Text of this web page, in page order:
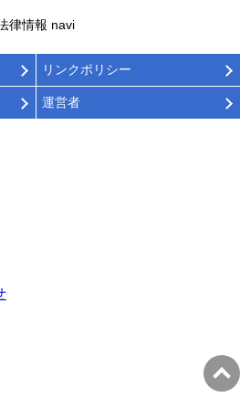
律情報 navi
リンクポリシー
運営者